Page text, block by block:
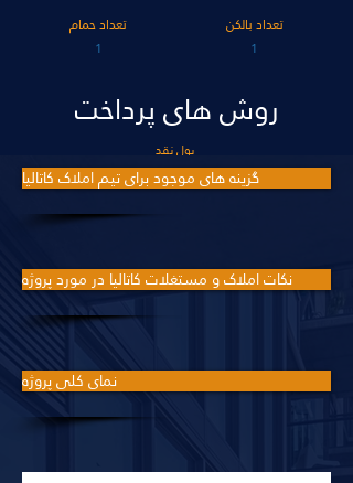
تعداد حمام
1
تعداد بالکن
1
روش های پرداخت
پول نقد
گزینه های موجود برای تیم املاک کاتالیا
نکات املاک و مستغلات کاتالیا در مورد پروژه
نمای کلی پروژه